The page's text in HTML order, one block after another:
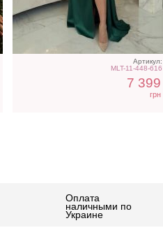
Артикул:
MLT-11-448-616
7 399
грн
Оплата
наличными по
Украине